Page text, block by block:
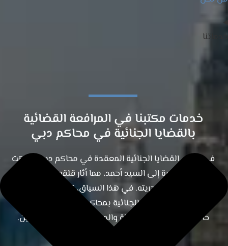
خدماتنا
خدمات مكتبنا في المرافعة القضائية
بالقضايا الجنائية في محاكم دبي
في إحدى القضايا الجنائية المعقدة في محاكم دبي، وُجّهت
اتهامات خطيرة إلى السيد أحمد، مما أثار قلقه وقلق عائلته
بشأن مستقبله وحريته. في هذا السياق، تبرز أهمية المرافعة
القضائية في القضايا الجنائية بمحاكم دبي، حيث تلعب دورًا
حاسمًا في تحقيق العدالة والدفاع عن حقوق المتهمين.